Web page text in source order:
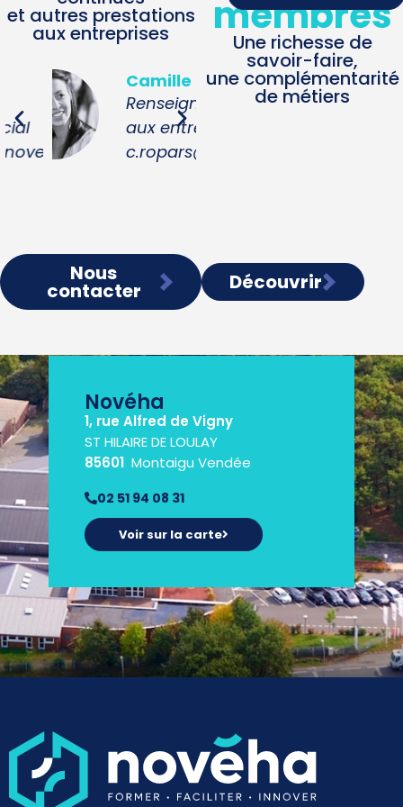
et autres prestations
aux entreprises
Renseignements
aux entreprises
c.ropars@noveha.fr
Camille
Responsable
Béatrice
Nous
contacter
membres
Une richesse de
savoir-faire,
une complémentarité
de métiers
Découvrir
Novéha
1, rue Alfred de Vigny
ST HILAIRE DE LOULAY
85601 Montaigu Vendée
02 51 94 08 31
Voir sur la carte